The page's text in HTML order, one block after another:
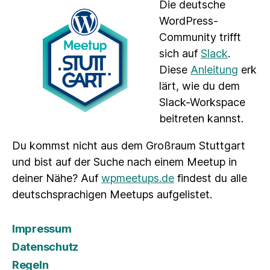
Die deutsche
WordPress-
Community trifft
sich auf Slack.
Diese Anleitung erk
lärt, wie du dem
Slack-Workspace
beitreten kannst.
Du kommst nicht aus dem Großraum Stuttgart
und bist auf der Suche nach einem Meetup in
deiner Nähe? Auf wpmeetups.de findest du alle
deutschsprachigen Meetups aufgelistet.
Impressum
Datenschutz
Regeln